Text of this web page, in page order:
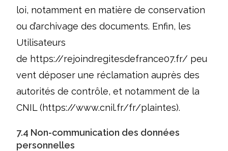
loi, notamment en matière de conservation
ou d’archivage des documents. Enfin, les
Utilisateurs
de https://rejoindregitesdefrance07.fr/ peu
vent déposer une réclamation auprès des
autorités de contrôle, et notamment de la
CNIL (https://www.cnil.fr/fr/plaintes).
7.4 Non-communication des données
personnelles